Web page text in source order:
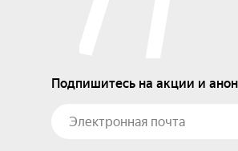
Подпишитесь на акции и